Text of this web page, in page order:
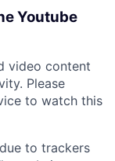
Youtube
video content
Please
to watch this
to trackers